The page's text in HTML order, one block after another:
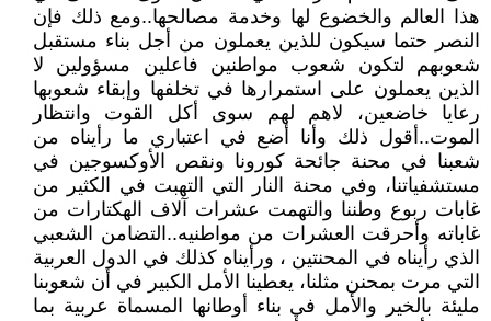
هذا العالم والخضوع لها وخدمة مصالحها..ومع ذلك فإن
النصر حتما سيكون للذين يعملون من أجل بناء مستقبل
شعوبهم لتكون شعوب مواطنين فاعلين مسؤولين لا
الذين يعملون على استمرارها في تخلفها وإبقاء شعوبها
رعايا خاضعين، لاهم لهم سوى أكل القوت وانتظار
الموت..أقول ذلك وأنا أضع في اعتباري ما رأيناه من
شعبنا في محنة جائحة كورونا ونقص الأوكسوجين في
مستشفياتنا، وفي محنة النار التي التهبت في الكثير من
غابات ربوع وطننا والتهمت عشرات آلاف الهكتارات من
غاباته وأحرقت العشرات من مواطنيه..التضامن الشعبي
الذي رأيناه في المحنتين ، ورأيناه كذلك في الدول العربية
التي مرت بمحنن مثلنا، يعطينا الأمل الكبير في أن شعوبنا
مليئة بالخير والأمل في بناء أوطانها المسماة عربية بما